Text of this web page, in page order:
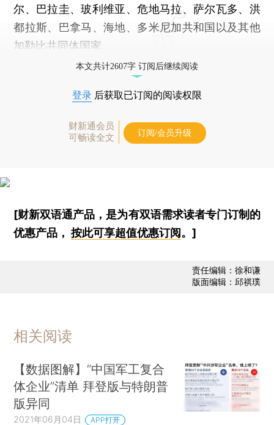
尔、巴拉圭、玻利维亚、危地马拉、萨尔瓦多、洪
都拉斯、巴拿马、海地、多米尼加共和国以及其他
加勒比共同体国家。
本文共计2607字 订阅后继续阅读
登录 后获取已订阅的阅读权限
财新通会员
可畅读全文
订阅/会员升级
[财新双语通产品，是为有双语需求读者专门订制的
优惠产品，按此可享超值优惠订阅 。]
责任编辑：徐和谦
版面编辑：邱祺璞
相关阅读
【数据图解】“中国军工复合
体企业”清单 拜登版与特朗普
版异同
2021年06月04日 APP打开